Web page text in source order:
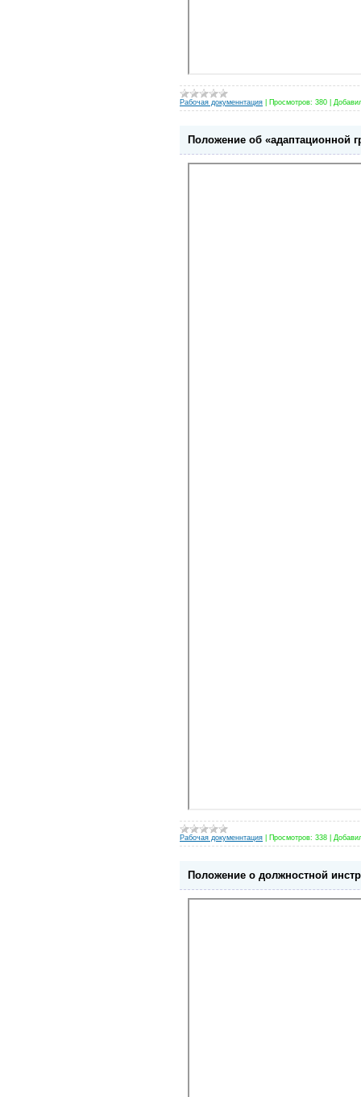
Рабочая докуменнтация Просмотров: 380
Положение об «адаптационной
Рабочая докуменнтация Просмотров: 338
Положение о должностной